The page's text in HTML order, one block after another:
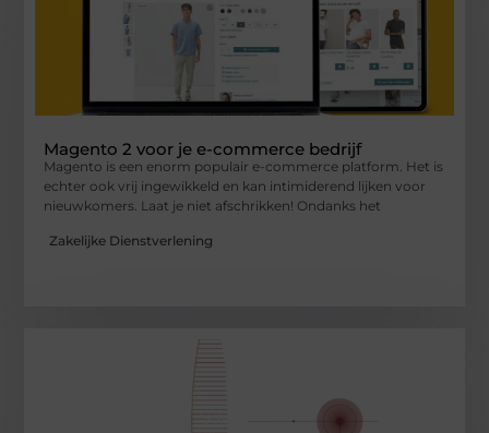
Magento 2 voor je e-commerce bedrijf
Magento is een enorm populair e-commerce platform. Het is
echter ook vrij ingewikkeld en kan intimiderend lijken voor
nieuwkomers. Laat je niet afschrikken! Ondanks het
Zakelijke Dienstverlening